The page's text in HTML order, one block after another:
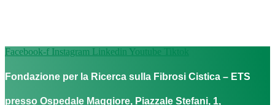
Facebook-f Instagram Linkedin Youtube Tiktok
Fondazione per la Ricerca sulla Fibrosi Cistica – ETS
presso Ospedale Maggiore, Piazzale Stefani, 1,